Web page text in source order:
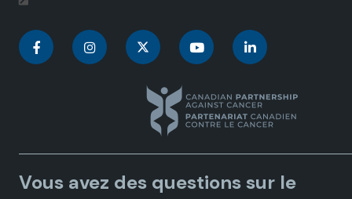
C
a
d
C
a
d
n
a
d
C
n
a
d
C
n
a
d
Vous avez des questions sur le